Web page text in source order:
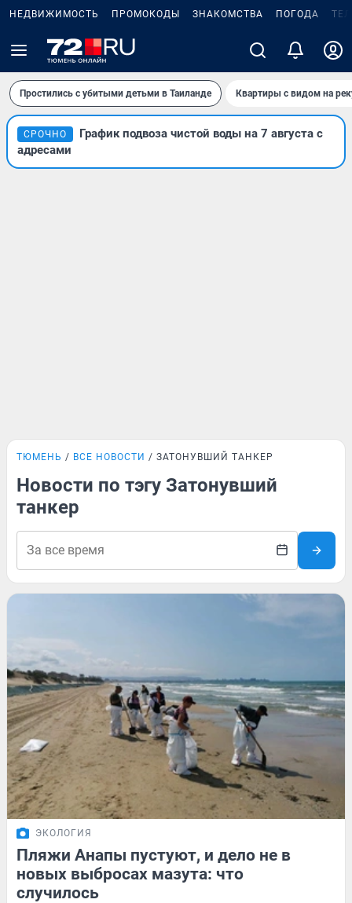
НЕДВИЖИМОСТЬ ПРОМОКОДЫ ЗНАКОМСТВА ПОГОДА
Простились с убитыми детьми в Таиланде Квартиры с видом на
СРОЧНО
График подвоза чистой воды на 7 августа с
адресами
ТЮМЕНЬ ВСЕ НОВОСТИ ЗАТОНУВШИЙ ТАНКЕР
Новости по тэгу Затонувший
танкер
ЭКОЛОГИЯ
Пляжи Анапы пустуют, и дело не в
новых выбросах мазута: что
случилось